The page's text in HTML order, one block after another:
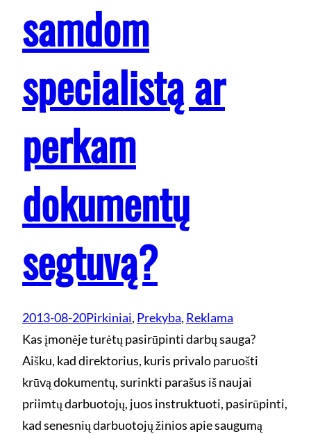
samdom
specialistą ar
perkam
dokumentų
segtuvą?
2013-08-20Pirkiniai, Prekyba, Reklama
Kas įmonėje turėtų pasirūpinti darbų sauga?
Aišku, kad direktorius, kuris privalo paruošti
krūvą dokumentų, surinkti parašus iš naujai
priimtų darbuotojų, juos instruktuoti, pasirūpinti,
kad senesnių darbuotojų žinios apie saugumą